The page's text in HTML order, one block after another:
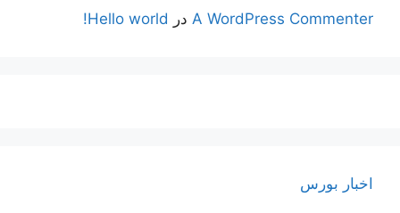
A WordPress Commenter در Hello world!
اخبار بورس